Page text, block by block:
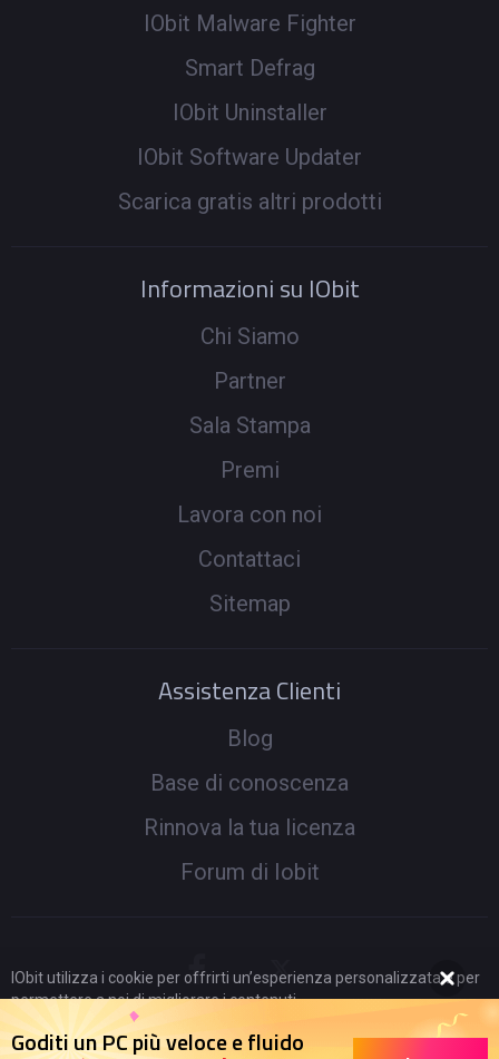
Goditi un PC più veloce e fluido
IObit Malware Fighter
Smart Defrag
IObit Uninstaller
IObit Software Updater
Scarica gratis altri prodotti
Informazioni su IObit
Chi Siamo
Partner
Sala Stampa
Premi
Lavora con noi
Contattaci
Sitemap
Assistenza Clienti
Blog
Base di conoscenza
Rinnova la tua licenza
Forum di Iobit
IObit utilizza i cookie per offrirti un’esperienza personalizzata e per
permettere a noi di migliorare i contenuti.
Proseguendo nella navigazione acconsenti al loro utilizzo secondo
la nostraPolitica di Privacy.